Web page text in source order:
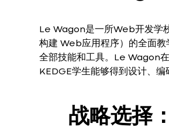
Le Wagon是一所Web开发学
构建 Web应用程序）的全面教
全部技能和工具。Le Wagon
KEDGE学生能够得到设计、
战略选择